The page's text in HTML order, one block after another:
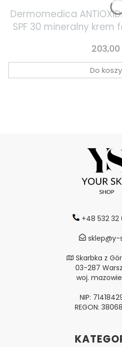
Dermomedica
SPF 30 mineralny krem
Cena
203,00
Do
+48 532 32
sklep@y-
Skarbka z
03-287
woj.
NIP:
REGON:
Linki w stopce